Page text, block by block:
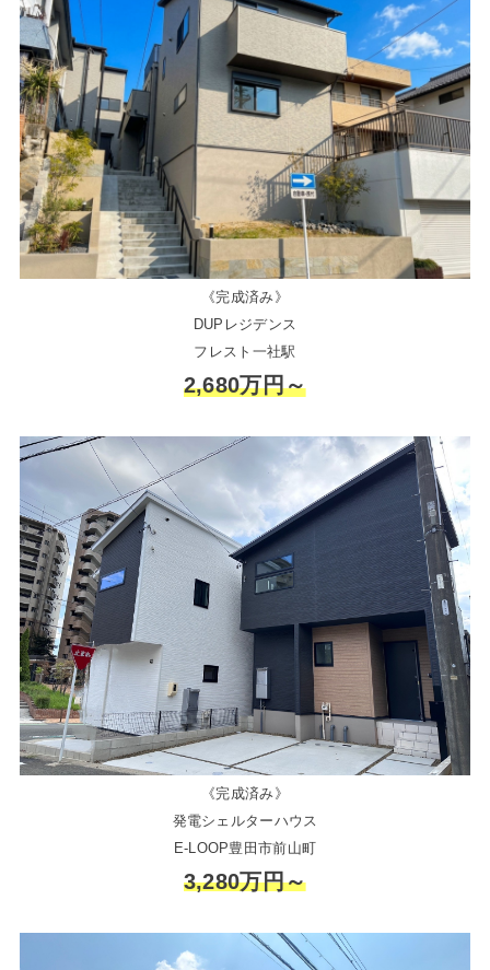
《完成済み》
DUPレジデンス
フレスト一社駅
2,680万円～
《完成済み》
発電シェルターハウス
E-LOOP豊田市前山町
3,280万円～